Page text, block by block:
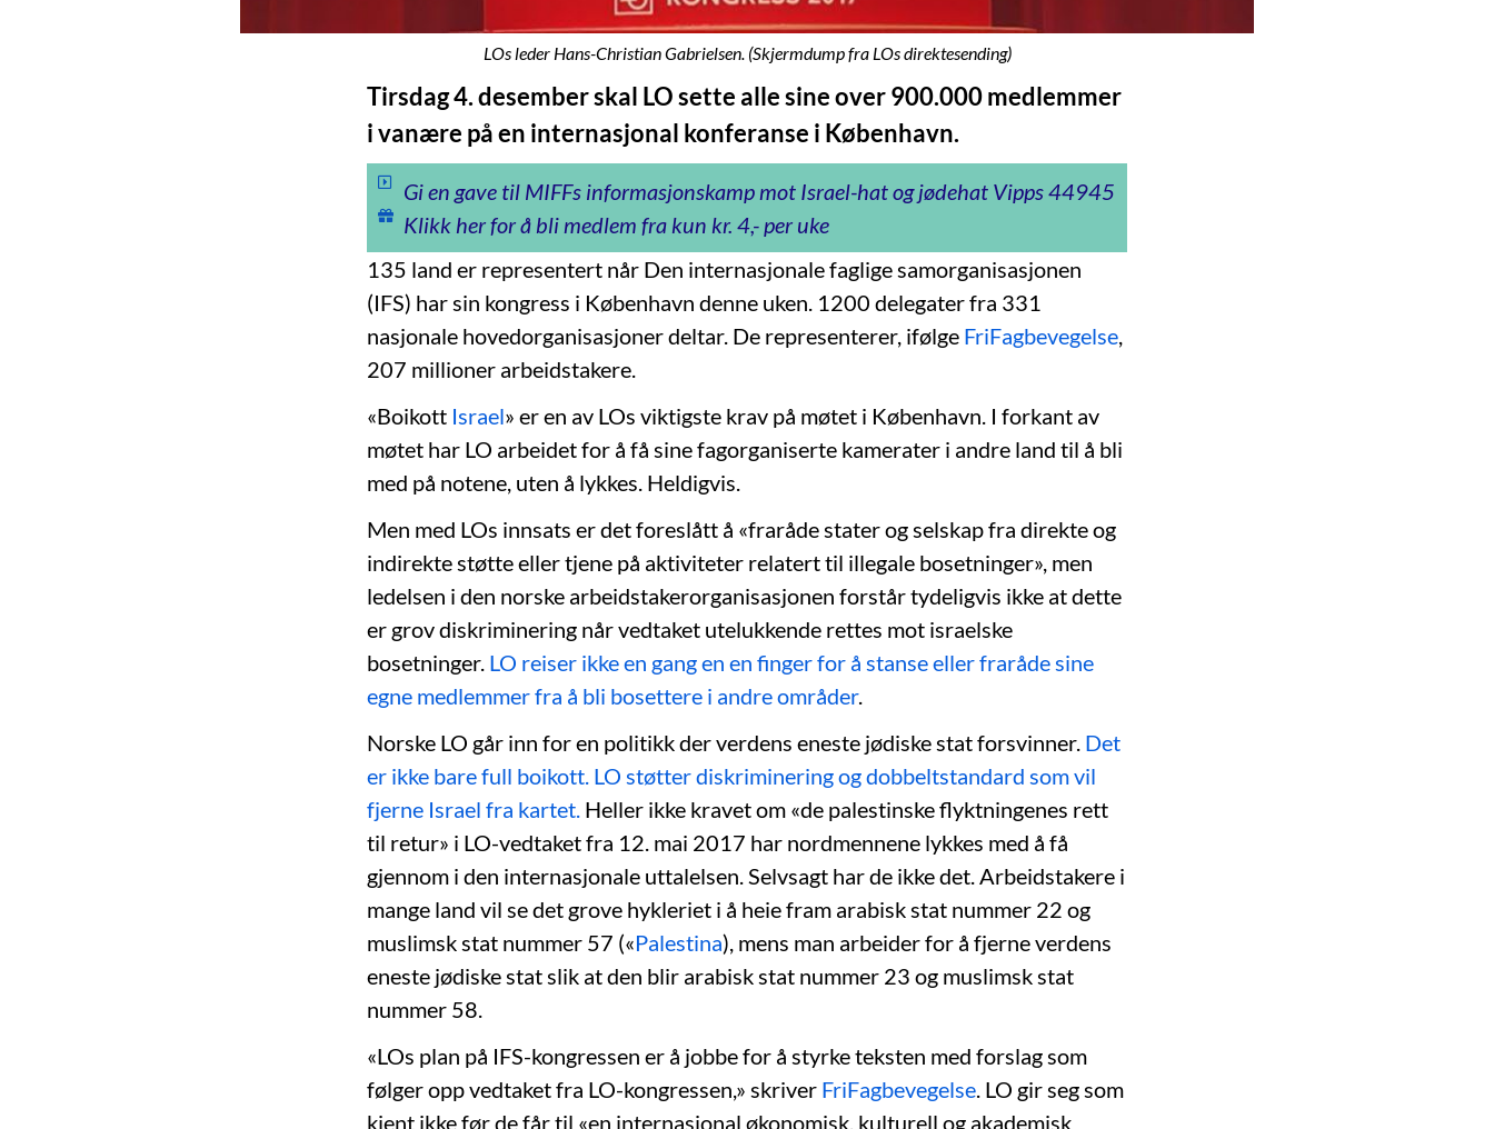
LOs leder Hans-Christian Gabrielsen. (Skjermdump fra LOs direktesending)
Tirsdag 4. desember skal LO sette alle sine over 900.000 medlemmer
i vanære på en internasjonal konferanse i København.
Gi en gave til MIFFs informasjonskamp mot Israel-hat og jødehat Vipps 44945
Klikk her for å bli medlem fra kun kr. 4,- per uke
135 land er representert når Den internasjonale faglige samorganisasjonen
(IFS) har sin kongress i København denne uken. 1200 delegater fra 331
nasjonale hovedorganisasjoner deltar. De representerer, ifølge FriFagbevegelse,
207 millioner arbeidstakere.
«Boikott Israel» er en av LOs viktigste krav på møtet i København. I forkant av
møtet har LO arbeidet for å få sine fagorganiserte kamerater i andre land til å bli
med på notene, uten å lykkes. Heldigvis.
Men med LOs innsats er det foreslått å «fraråde stater og selskap fra direkte og
indirekte støtte eller tjene på aktiviteter relatert til illegale bosetninger», men
ledelsen i den norske arbeidstakerorganisasjonen forstår tydeligvis ikke at dette
er grov diskriminering når vedtaket utelukkende rettes mot israelske
bosetninger. LO reiser ikke en gang en en finger for å stanse eller fraråde sine
egne medlemmer fra å bli bosettere i andre områder.
Norske LO går inn for en politikk der verdens eneste jødiske stat forsvinner. Det
er ikke bare full boikott. LO støtter diskriminering og dobbeltstandard som vil
fjerne Israel fra kartet. Heller ikke kravet om «de palestinske flyktningenes rett
til retur» i LO-vedtaket fra 12. mai 2017 har nordmennene lykkes med å få
gjennom i den internasjonale uttalelsen. Selvsagt har de ikke det. Arbeidstakere i
mange land vil se det grove hykleriet i å heie fram arabisk stat nummer 22 og
muslimsk stat nummer 57 («Palestina), mens man arbeider for å fjerne verdens
eneste jødiske stat slik at den blir arabisk stat nummer 23 og muslimsk stat
nummer 58.
«LOs plan på IFS-kongressen er å jobbe for å styrke teksten med forslag som
følger opp vedtaket fra LO-kongressen,» skriver FriFagbevegelse. LO gir seg som
kjent ikke før de får til «en internasjonal økonomisk, kulturell og akademisk